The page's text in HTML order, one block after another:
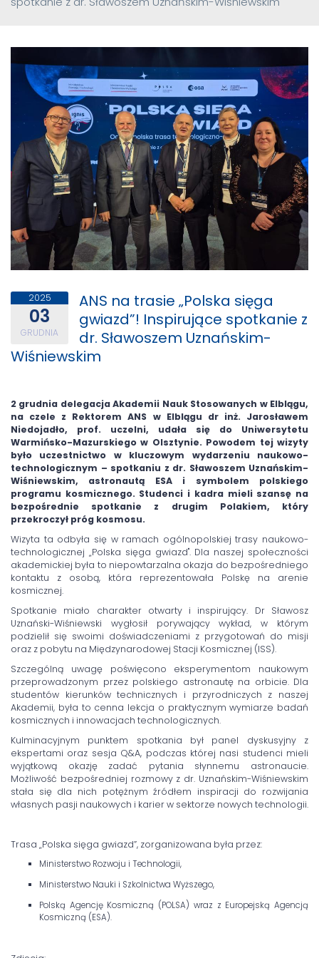
2025
03
GRUDNIA
ANS na trasie „Polska sięga
gwiazd”! Inspirujące spotkanie z
dr. Sławoszem Uznańskim-
Wiśniewskim
2 grudnia delegacja Akademii Nauk Stosowanych w Elblągu,
na czele z Rektorem ANS w Elblągu dr inż. Jarosławem
Niedojadło, prof. uczelni, udała się do Uniwersytetu
Warmińsko-Mazurskiego w Olsztynie. Powodem tej wizyty
było uczestnictwo w kluczowym wydarzeniu naukowo-
technologicznym – spotkaniu z dr. Sławoszem Uznańskim-
Wiśniewskim, astronautą ESA i symbolem polskiego
programu kosmicznego. Studenci i kadra mieli szansę na
bezpośrednie spotkanie z drugim Polakiem, który
przekroczył próg kosmosu.
Wizyta ta odbyła się w ramach ogólnopolskiej trasy naukowo-
technologicznej „Polska sięga gwiazd". Dla naszej społeczności
akademickiej była to niepowtarzalna okazja do bezpośredniego
kontaktu z osobą, która reprezentowała Polskę na arenie
kosmicznej.
Spotkanie miało charakter otwarty i inspirujący. Dr Sławosz
Uznański-Wiśniewski wygłosił porywający wykład, w którym
podzielił się swoimi doświadczeniami z przygotowań do misji
oraz z pobytu na Międzynarodowej Stacji Kosmicznej (ISS).
Szczególną uwagę poświęcono eksperymentom naukowym
przeprowadzonym przez polskiego astronautę na orbicie. Dla
studentów kierunków technicznych i przyrodniczych z naszej
Akademii, była to cenna lekcja o praktycznym wymiarze badań
kosmicznych i innowacjach technologicznych.
Kulminacyjnym punktem spotkania był panel dyskusyjny z
ekspertami oraz sesja Q&A, podczas której nasi studenci mieli
wyjątkową okazję zadać pytania słynnemu astronaucie.
Możliwość bezpośredniej rozmowy z dr. Uznańskim-Wiśniewskim
stała się dla nich potężnym źródłem inspiracji do rozwijania
własnych pasji naukowych i karier w sektorze nowych technologii.
Trasa „Polska sięga gwiazd”, zorganizowana była przez:
Ministerstwo Rozwoju i Technologii,
Ministerstwo Nauki i Szkolnictwa Wyższego,
Polską Agencję Kosmiczną (POLSA) wraz z Europejską Agencją
Kosmiczną (ESA).